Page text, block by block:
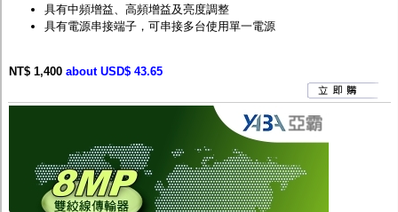
具有中頻增益、高頻增益及亮度調整
具有電源串接端子，可串接多台使用單一電源
NT$ 1,400 about USD$ 43.65